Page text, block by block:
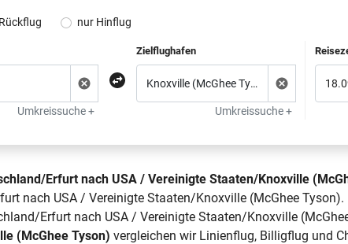
nur Hinflug
Umkreissuche +
Zielflughafen
Umkreissuche +
Erfurt nach USA / Vereinigte Staaten/Knoxville
nach USA / Vereinigte Staaten/Knoxville (McGhee
Erfurt nach USA / Vereinigte Staaten/Knoxville
(McGhee Tyson) vergleichen wir Linienflug, Billigflug und